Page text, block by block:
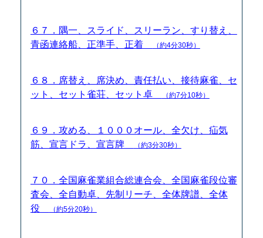
６７．隅一、スライド、スリーラン、すり替え、
青函連絡船、正準手、正着
（約4分30秒）
６８．席替え、席決め、責任払い、接待麻雀、セ
ット、セット雀荘、セット卓
（約7分10秒）
６９．攻める、１０００オール、全欠け、疝気
筋、宣言ドラ、宣言牌
（約3分30秒）
７０．全国麻雀業組合総連合会、全国麻雀段位審
査会、全自動卓、先制リーチ、全体牌譜、全体
役
（約5分20秒）